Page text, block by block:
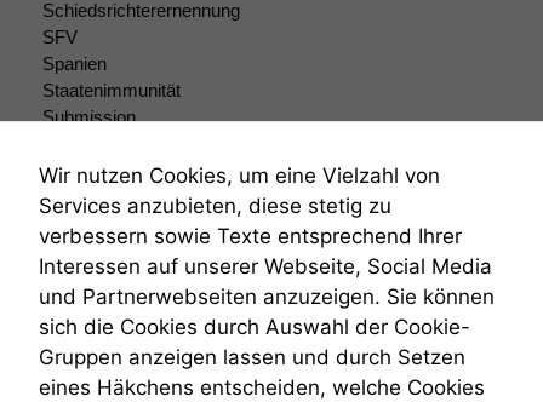
Schiedsrichterernennung
SFV
Spanien
Staatenimmunität
Submission
Teilungsklage
Venezuela
VRK
Wiederherstellungsanordnung
Zivilprozessordnung
ZPO
Zustellfiktion
Zuständigkeit
Öffentliches Personalrecht
Wir nutzen Cookies, um eine Vielzahl von
Services anzubieten, diese stetig zu
verbessern sowie Texte entsprechend Ihrer
Interessen auf unserer Webseite, Social Media
und Partnerwebseiten anzuzeigen. Sie können
sich die Cookies durch Auswahl der Cookie-
Gruppen anzeigen lassen und durch Setzen
eines Häkchens entscheiden, welche Cookies
funktionieren.
Marketing
Wir speichern
anonyme Daten ab,
um interne
marketingtechnische
Auswertungen
durchführen zu
können. Diese helfen